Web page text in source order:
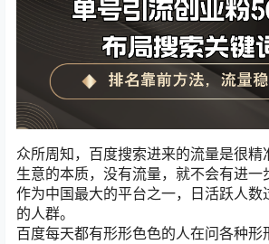
众所周知，百度搜索进来的流量是很精
生意的本质，没有流量，就不会有进一
作为中国最大的平台之一，日活跃人数
的人群。
百度每天都有形形色色的人在问各种形